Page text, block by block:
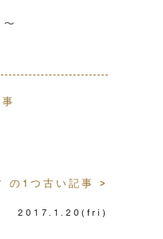
の1つ古い記事 >
2017.1.20 (fri)